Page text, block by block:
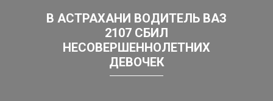
В АСТРАХАНИ ВОДИТЕЛЬ ВАЗ
2107 СБИЛ
НЕСОВЕРШЕННОЛЕТНИХ
ДЕВОЧЕК